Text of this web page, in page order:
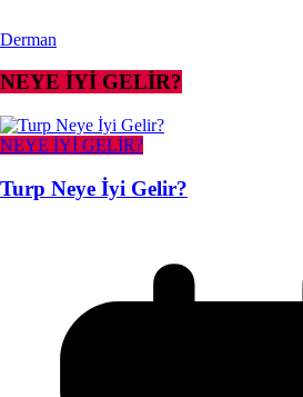
Derman
NEYE İYİ GELİR?
NEYE İYİ GELİR?
Turp Neye İyi Gelir?